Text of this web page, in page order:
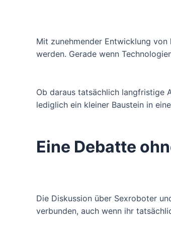
Mit zunehmender Entwicklung
werden. Gerade wenn
Ob daraus tatsächlich langfristige
lediglich ein kleiner Baustein in
Eine Debatte
Die Diskussion über Sexroboter
verbunden, auch wenn ihr